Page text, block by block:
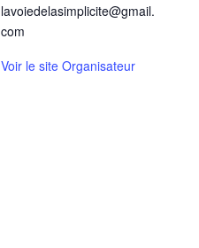
lavoiedelasimplicite@gmail.
com
Voir le site Organisateur